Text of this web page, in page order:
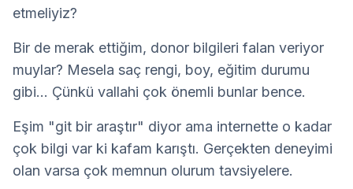
etmeliyiz?
Bir de merak ettiğim, donor bilgileri falan veriyor
muylar? Mesela saç rengi, boy, eğitim durumu
gibi... Çünkü vallahi çok önemli bunlar bence.
Eşim "git bir araştır" diyor ama internette o kadar
çok bilgi var ki kafam karıştı. Gerçekten deneyimi
olan varsa çok memnun olurum tavsiyelere.